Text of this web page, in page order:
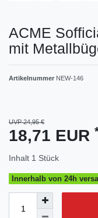
ACME
mit
Artikelnummer NEW-146
UVP 24,95 €
18,71 EUR
Inhalt 1 Stück
Innerhalb von 24h